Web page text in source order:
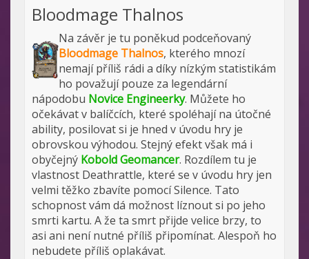
Bloodmage Thalnos
Na závěr je tu poněkud podceňovaný
Bloodmage Thalnos, kterého mnozí
nemají příliš rádi a díky nízkým statistikám
ho považují pouze za legendární
nápodobu Novice Engineerky. Můžete ho
očekávat v balíčcích, které spoléhají na útočné
ability, posilovat si je hned v úvodu hry je
obrovskou výhodou. Stejný efekt však má i
obyčejný Kobold Geomancer. Rozdílem tu je
vlastnost Deathrattle, které se v úvodu hry jen
velmi těžko zbavíte pomocí Silence. Tato
schopnost vám dá možnost líznout si po jeho
smrti kartu. A že ta smrt přijde velice brzy, to
asi ani není nutné příliš připomínat. Alespoň ho
nebudete příliš oplakávat.